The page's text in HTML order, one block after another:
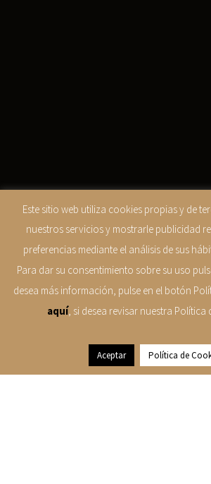
Este sitio web utiliza cookies propias y de
nuestros servicios y mostrarle publicidad
preferencias mediante el análisis de sus
Para dar su consentimiento sobre su uso
desea más información, pulse en el botón
aquí, si desea revisar nuestra Política
Aceptar Política de